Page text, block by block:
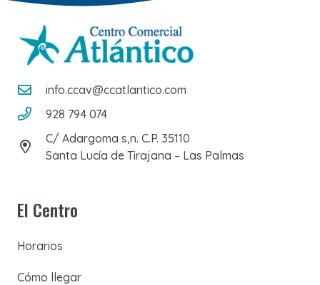
info.ccav@ccatlantico.com
928 794 074
C/ Adargoma s,n. C.P. 35110
Santa Lucía de Tirajana – Las Palmas
El Centro
Horarios
Cómo llegar